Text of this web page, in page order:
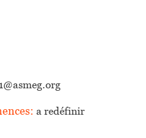
a redéfinir